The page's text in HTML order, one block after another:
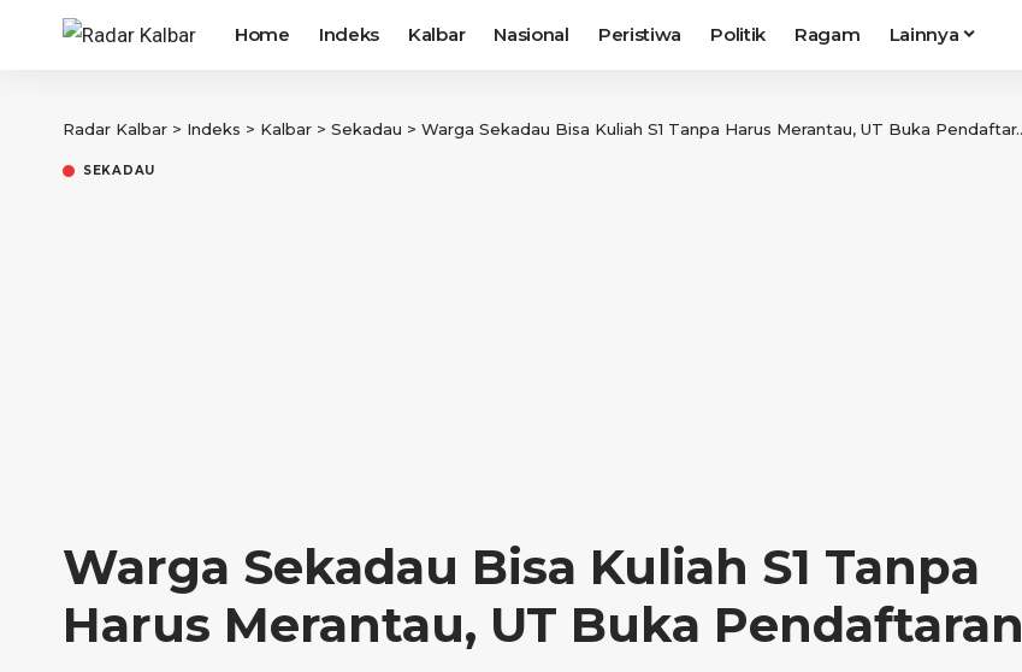
Home Indeks Kalbar Nasional Peristiwa Politik Ragam Lainnya
Radar Kalbar > Indeks > Kalbar > Sekadau > Warga Sekadau Bisa Kuliah S1 Tanpa Harus Merantau, UT Buka Pendaftaran
SEKADAU
Warga Sekadau Bisa Kuliah S1 Tanpa
Harus Merantau, UT Buka Pendaftaran